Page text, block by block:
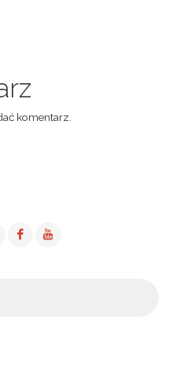
komentarz.